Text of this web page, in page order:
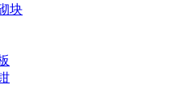
块